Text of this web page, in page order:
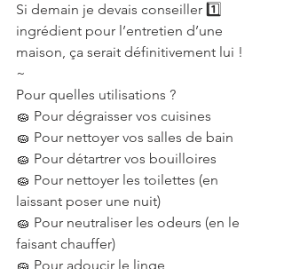
Si demain je devais conseiller 1️⃣
ingrédient pour l’entretien d’une
maison, ça serait définitivement lui !
~
Pour quelles utilisations ?
🧽 Pour dégraisser vos cuisines
🧽 Pour nettoyer vos salles de bain
🧽 Pour détartrer vos bouilloires
🧽 Pour nettoyer les toilettes (en
laissant poser une nuit)
🧽 Pour neutraliser les odeurs (en le
faisant chauffer)
🧽 Pour adoucir le linge